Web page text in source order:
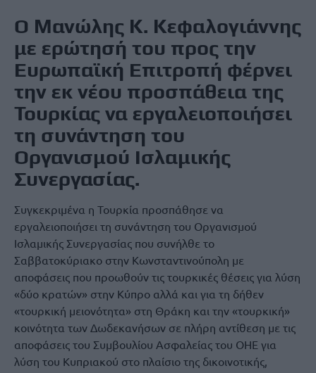
Ο Μανώλης Κ. Κεφαλογιάννης
με ερώτησή του προς την
Ευρωπαϊκή Επιτροπή φέρνει
την εκ νέου προσπάθεια της
Τουρκίας να εργαλειοποιήσει
τη συνάντηση του
Οργανισμού Ισλαμικής
Συνεργασίας.
Συγκεκριμένα η Τουρκία προσπάθησε να
εργαλειοποιήσει τη συνάντηση του Οργανισμού
Ισλαμικής Συνεργασίας που συνήλθε το
Σαββατοκύριακο στην Κωνσταντινούπολη με
αποφάσεις που προωθούν τις τουρκικές θέσεις για λύση
«δύο κρατών» στην Κύπρο αλλά και για τη δήθεν
«τουρκική μειονότητα» στη Θράκη και την «τουρκική»
κοινότητα των Δωδεκανήσων σε πλήρη αντίθεση με τις
αποφάσεις του Συμβουλίου Ασφαλείας του ΟΗΕ για
λύση του Κυπριακού στο πλαίσιο της δικοινοτικής,